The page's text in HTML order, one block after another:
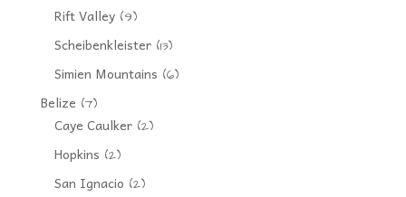
Rift Valley(9)
Scheibenkleister(13)
Simien Mountains (6)
Belize (7)
Caye Caulker(2)
Hopkins (2)
San Ignacio (2)